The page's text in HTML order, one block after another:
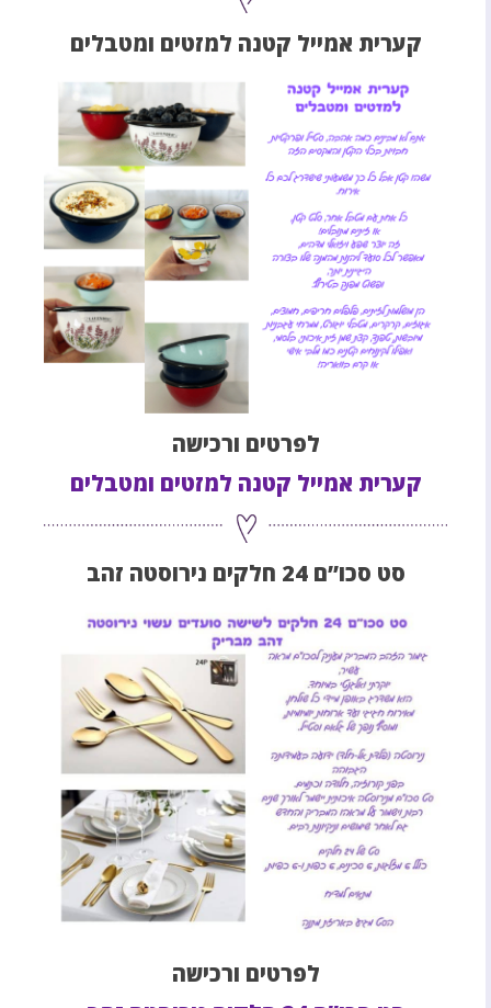
קערית אמייל קטנה למזטים ומטבלים
לפרטים ורכישה
קערית אמייל קטנה למזטים ומטבלים
סט סכו”ם 24 חלקים נירוסטה זהב
לפרטים ורכישה